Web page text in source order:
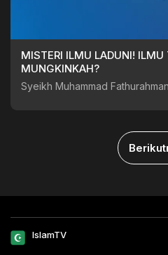
MISTERI ILMU LADUNI! ILMU
MUNGKINKAH?
Syeikh Muhammad Fathurahman
IslamTV